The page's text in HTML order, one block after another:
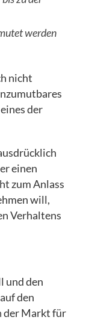
werden
nicht
der
einen
zum Anlass
will,
Verhaltens
und den
den
der Markt für